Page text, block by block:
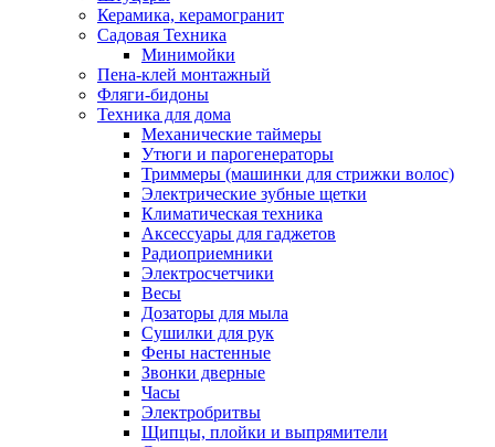
Керамика, керамогранит
Садовая Техника
Минимойки
Пена-клей монтажный
Фляги-бидоны
Техника для дома
Механические таймеры
Утюги и парогенераторы
Триммеры (машинки для стрижки волос)
Электрические зубные щетки
Климатическая техника
Аксессуары для гаджетов
Радиоприемники
Электросчетчики
Весы
Дозаторы для мыла
Сушилки для рук
Фены настенные
Звонки дверные
Часы
Электробритвы
Щипцы, плойки и выпрямители